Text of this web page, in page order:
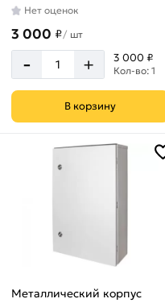
Нет оценок
3 000 ₽/ шт
- + 3 000 ₽
Кол-во: 1
В корзину
Металлический корпус